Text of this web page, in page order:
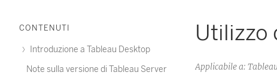
CONTENUTI
Introduzione a Tableau Desktop
Note sulla versione di Tableau Server
Utilizzo
Applicabile a: